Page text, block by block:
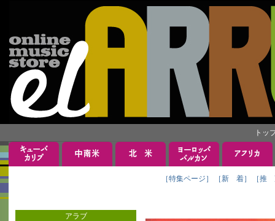
トッ
［特集ページ］ ［新 着］ ［推
アラブ